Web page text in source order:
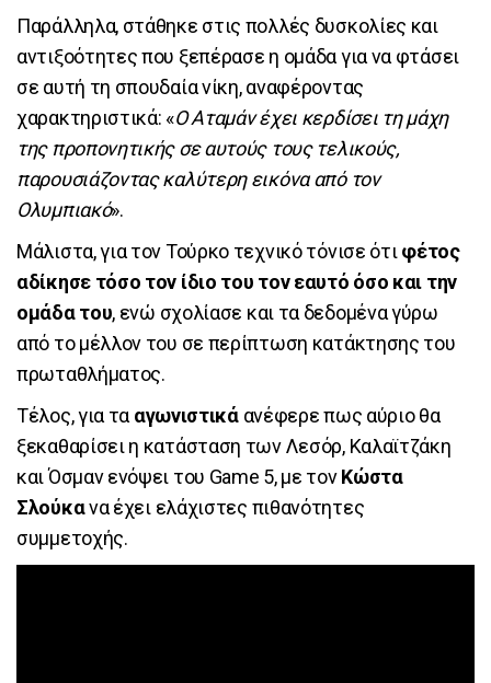
Παράλληλα, στάθηκε στις πολλές δυσκολίες και
αντιξοότητες που ξεπέρασε η ομάδα για να φτάσει
σε αυτή τη σπουδαία νίκη, αναφέροντας
χαρακτηριστικά: «Ο Αταμάν έχει κερδίσει τη μάχη
της προπονητικής σε αυτούς τους τελικούς,
παρουσιάζοντας καλύτερη εικόνα από τον
Ολυμπιακό».
Μάλιστα, για τον Τούρκο τεχνικό τόνισε ότιφέτος
αδίκησε τόσο τον ίδιο του τον εαυτό όσο και την
ομάδα του, ενώ σχολίασε και τα δεδομένα γύρω
από το μέλλον του σε περίπτωση κατάκτησης του
πρωταθλήματος.
Τέλος, για τα αγωνιστικάανέφερε πως αύριο θα
ξεκαθαρίσει η κατάσταση των Λεσόρ, Καλαϊτζάκη
και Όσμαν ενόψει του Game 5, με τονΚώστα
Σλούκανα έχει ελάχιστες πιθανότητες
συμμετοχής.